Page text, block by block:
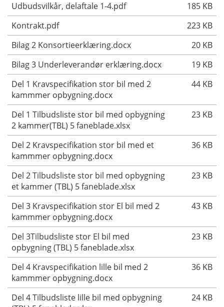
Udbudsvilkår, delaftale 1-4.pdf
185 KB
Kontrakt.pdf
223 KB
Bilag 2 Konsortieerklæring.docx
20 KB
Bilag 3 Underleverandør erklæring.docx
19 KB
Del 1 Kravspecifikation stor bil med 2
kammmer opbygning.docx
44 KB
Del 1 Tilbudsliste stor bil med opbygning
2 kammer(TBL) 5 faneblade.xlsx
23 KB
Del 2 Kravspecifikation stor bil med et
kammmer opbygning.docx
36 KB
Del 2 Tilbudsliste stor bil med opbygning
et kammer (TBL) 5 faneblade.xlsx
23 KB
Del 3 Kravspecifikation stor El bil med 2
kammmer opbygning.docx
43 KB
Del 3Tilbudsliste stor El bil med
opbygning (TBL) 5 faneblade.xlsx
23 KB
Del 4 Kravspecifikation lille bil med 2
kammmer opbygning.docx
36 KB
Del 4 Tilbudsliste lille bil med opbygning
24 KB